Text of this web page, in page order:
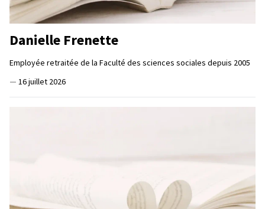
Danielle Frenette
Employée retraitée de la Faculté des sciences sociales depuis 2005
— 16 juillet 2026